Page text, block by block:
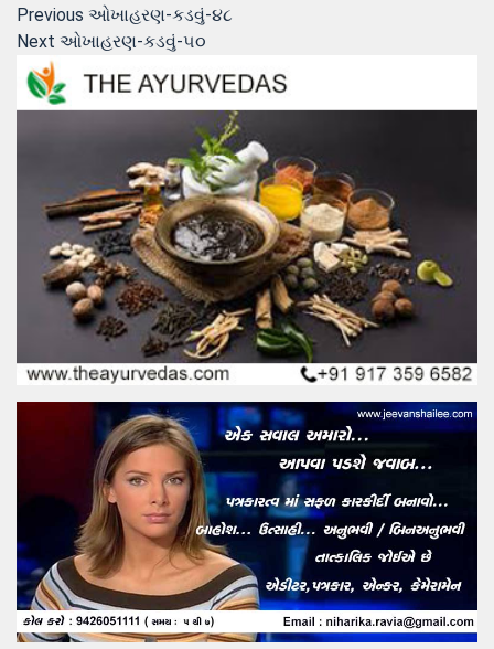
Post
navigation
Previous Previous
post:
ઓખાહરણ-કડવું-૪૮
Next Next
ઓખાહરણ-કડવું-૫૦